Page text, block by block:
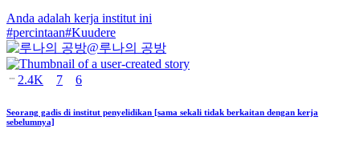
Anda adalah kerja institut ini
#percintaan#Kuudere
@루나의 공방
2.4K 7 6
Seorang gadis di institut penyelidikan [sama sekali tidak berkaitan dengan kerja
sebelumnya]